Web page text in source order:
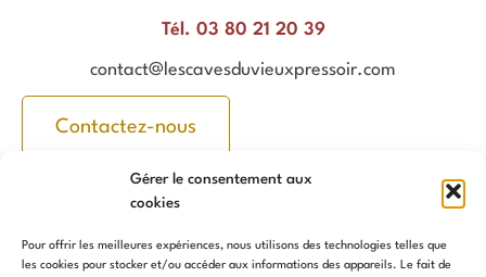
Gérer le consentement aux
cookies
Pour offrir les meilleures expériences, nous utilisons des technologies telles que
les cookies pour stocker et/ou accéder aux informations des appareils. Le fait de
Tél. 03 80 21 20 39
contact@lescavesduvieuxpressoir.com
Contactez-nous
Vins en bouteilles
Bag in Box
Informations
Conditions générales de
vente